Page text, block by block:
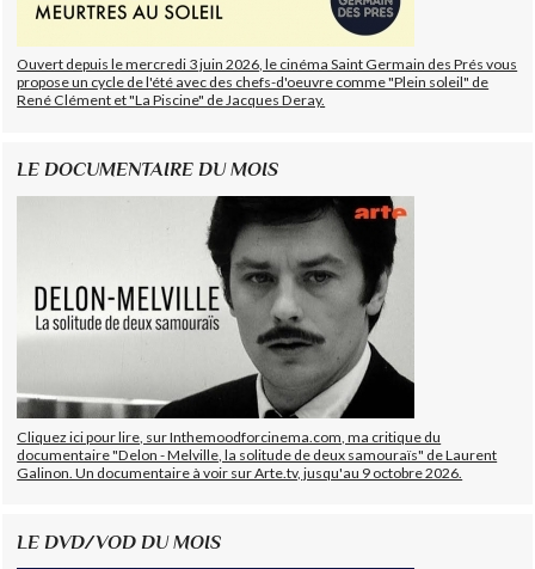
Ouvert depuis le mercredi 3 juin 2026, le cinéma Saint Germain des Prés vous
propose un cycle de l'été avec des chefs-d'oeuvre comme "Plein soleil" de
René Clément et "La Piscine" de Jacques Deray.
LE DOCUMENTAIRE DU MOIS
Cliquez ici pour lire, sur Inthemoodforcinema.com, ma critique du
documentaire "Delon - Melville, la solitude de deux samouraïs" de Laurent
Galinon. Un documentaire à voir sur Arte.tv, jusqu'au 9 octobre 2026.
LE DVD/VOD DU MOIS